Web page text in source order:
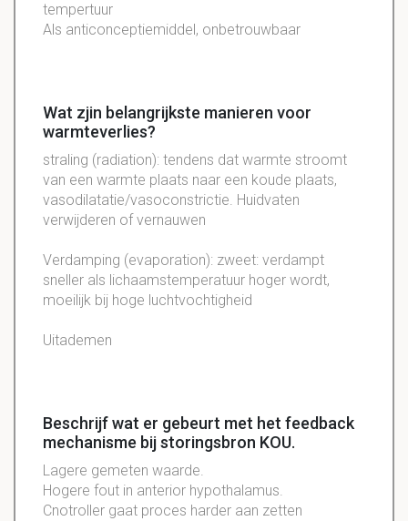
tempertuur
Als anticonceptiemiddel, onbetrouwbaar
Wat zjin belangrijkste manieren voor
warmteverlies?
straling (radiation): tendens dat warmte stroomt
van een warmte plaats naar een koude plaats,
vasodilatatie/vasoconstrictie. Huidvaten
verwijderen of vernauwen
Verdamping (evaporation): zweet: verdampt
sneller als lichaamstemperatuur hoger wordt,
moeilijk bij hoge luchtvochtigheid
Uitademen
Beschrijf wat er gebeurt met het feedback
mechanisme bij storingsbron KOU.
Lagere gemeten waarde.
Hogere fout in anterior hypothalamus.
Cnotroller gaat proces harder aan zetten